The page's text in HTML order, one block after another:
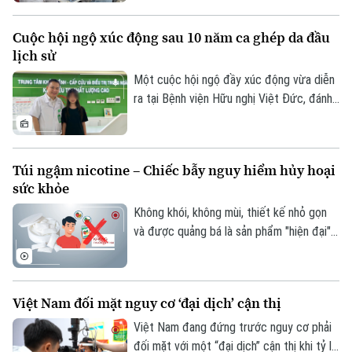
Tư vấn sức khỏe
Quần vợt
Golf
Giải trí
Tin tức
Sao
Điện ảnh
Âm nhạc
Đã phát sóng
sức khỏe công bằng, bền vững. Trong lĩnh
lòa, Orbis - tổ chức phi chính phủ quốc tế
- đã đồng hành với ngành mắt Việt Nam
Cuộc hội ngộ xúc động sau 10 năm ca ghép da đầu
lịch sử
Một cuộc hội ngộ đầy xúc động vừa diễn
ra tại Bệnh viện Hữu nghị Việt Đức, đánh
Túi ngậm nicotine – Chiếc bẫy nguy hiểm hủy hoại
sức khỏe
Không khói, không mùi, thiết kế nhỏ gọn
và được quảng bá là sản phẩm "hiện đại",
những cảnh báo về nguy cơ gây nghiện
cực mạnh, những hệ lụy với sức khỏe và
thách thức mới đối với công tác quản lý.
Việt Nam đối mặt nguy cơ ‘đại dịch’ cận thị
Việt Nam đang đứng trước nguy cơ phải
đối mặt với một “đại dịch” cận thị khi tỷ lệ